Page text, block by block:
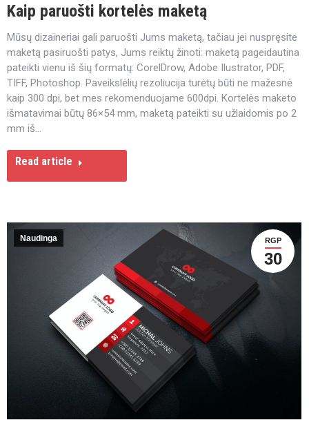
Kaip paruošti kortelės maketą
Mūsų dizaineriai gali paruošti Jums maketą, tačiau jei nuspręsite
maketą pasiruošti patys, Jums reiktų žinoti: maketą pageidautina
pateikti vienu iš šių formatų: CorelDrow, Adobe Ilustrator, PDF,
TIFF, Photoshop. Paveikslėlių rezoliucija turėtų būti ne mažesnė
kaip 300 dpi, bet mes rekomenduojame 600dpi. Kortelės maketo
išmatavimai būtų 86×54 mm, maketą pateikti su užlaidomis po 2
mm iš…
Read article
RGP
30
Naudinga